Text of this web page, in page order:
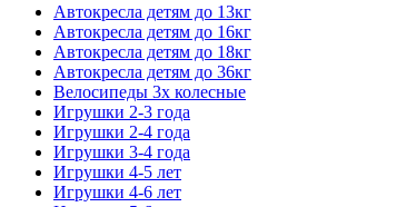
Автокресла детям до 13кг
Автокресла детям до 16кг
Автокресла детям до 18кг
Автокресла детям до 36кг
Велосипеды 3х колесные
Игрушки 2-3 года
Игрушки 2-4 года
Игрушки 3-4 года
Игрушки 4-5 лет
Игрушки 4-6 лет